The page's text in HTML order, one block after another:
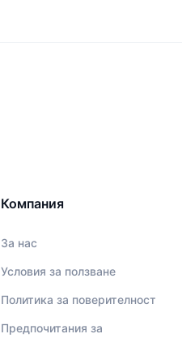
Компания
За нас
Условия за ползване
Политика за поверителност
Предпочитания за